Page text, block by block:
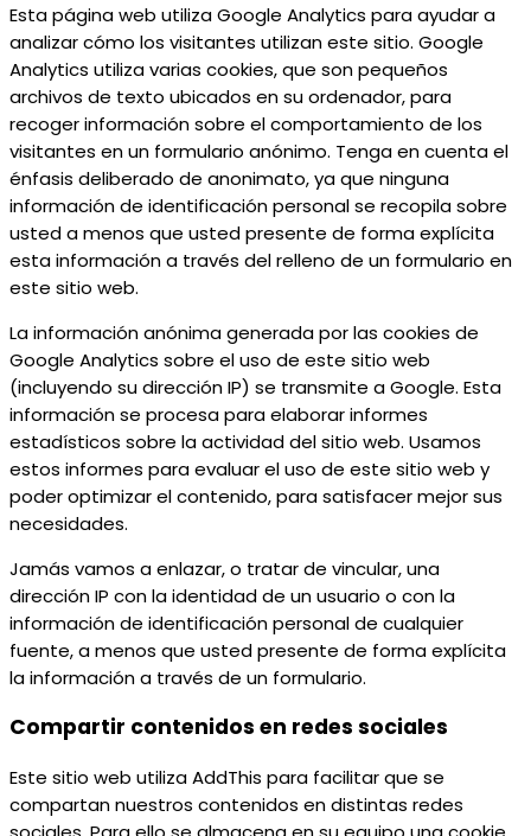
Esta página web utiliza Google Analytics para ayudar a
analizar cómo los visitantes utilizan este sitio. Google
Analytics utiliza varias cookies, que son pequeños
archivos de texto ubicados en su ordenador, para
recoger información sobre el comportamiento de los
visitantes en un formulario anónimo. Tenga en cuenta el
énfasis deliberado de anonimato, ya que ninguna
información de identificación personal se recopila sobre
usted a menos que usted presente de forma explícita
esta información a través del relleno de un formulario en
este sitio web.
La información anónima generada por las cookies de
Google Analytics sobre el uso de este sitio web
(incluyendo su dirección IP) se transmite a Google. Esta
información se procesa para elaborar informes
estadísticos sobre la actividad del sitio web. Usamos
estos informes para evaluar el uso de este sitio web y
poder optimizar el contenido, para satisfacer mejor sus
necesidades.
Jamás vamos a enlazar, o tratar de vincular, una
dirección IP con la identidad de un usuario o con la
información de identificación personal de cualquier
fuente, a menos que usted presente de forma explícita
la información a través de un formulario.
Compartir contenidos en redes sociales
Este sitio web utiliza AddThis para facilitar que se
compartan nuestros contenidos en distintas redes